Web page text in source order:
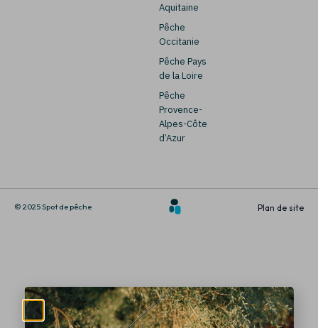
Aquitaine
Pêche
Occitanie
Pêche Pays
de la Loire
Pêche
Provence-
Alpes-Côte
d’Azur
© 2025 Spot de pêche Plan de site